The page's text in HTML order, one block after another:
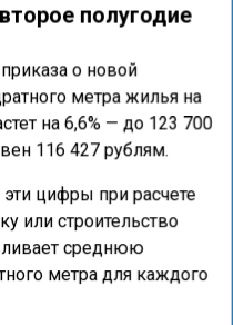
полугодие
о новой
метра жилья на
на 6,6% — до 123 700
116 427 рублям.
цифры при расчете
или строительство
среднюю
метра для каждого